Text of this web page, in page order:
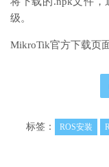
级。
MikroTik官方下载页
标签： ROS安装